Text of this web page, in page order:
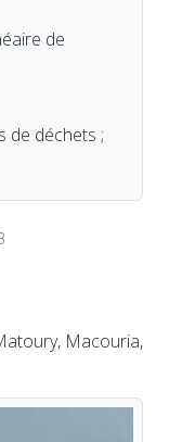
de
de déchets ;
Macouria,